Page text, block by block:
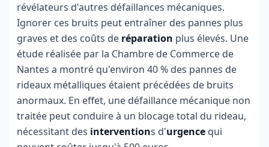
révélateurs d'autres défaillances mécaniques.
Ignorer ces bruits peut entraîner des pannes plus
graves et des coûts de réparation plus élevés. Une
étude réalisée par la Chambre de Commerce de
Nantes a montré qu'environ 40 % des pannes de
rideaux métalliques étaient précédées de bruits
anormaux. En effet, une défaillance mécanique non
traitée peut conduire à un blocage total du rideau,
nécessitant des interventions d'urgence qui